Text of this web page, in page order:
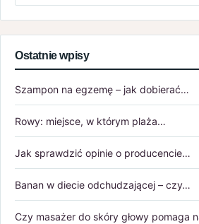
Ostatnie wpisy
Szampon na egzemę – jak dobierać…
Rowy: miejsce, w którym plaża…
Jak sprawdzić opinie o producencie…
Banan w diecie odchudzającej – czy…
Czy masażer do skóry głowy pomaga